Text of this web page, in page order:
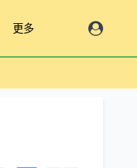
更多